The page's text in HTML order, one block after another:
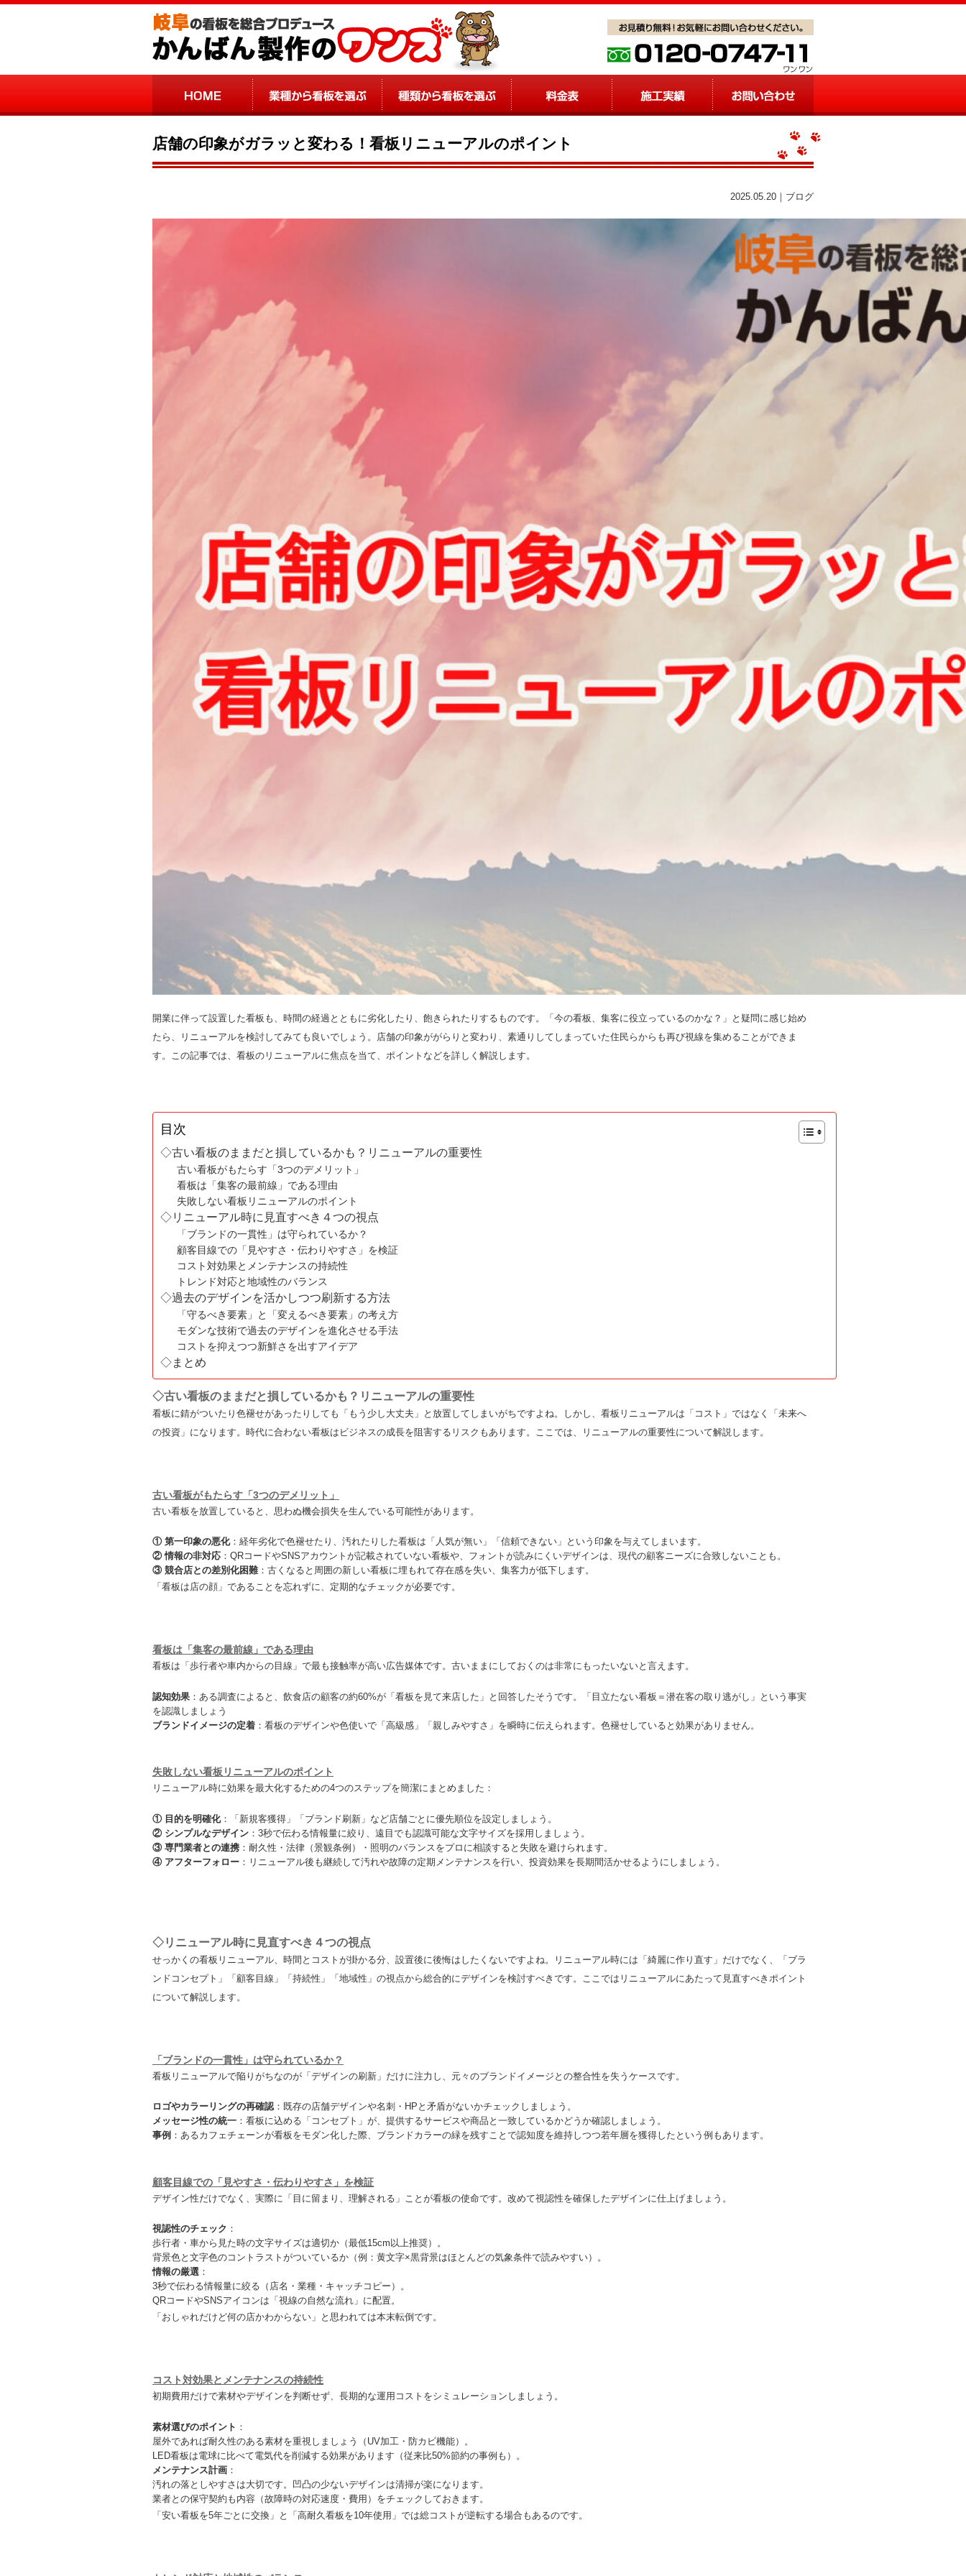
店舗の印象がガラッと変わる！看板リニューアルのポイント
2025.05.20｜ブログ
開業に伴って設置した看板も、時間の経過とともに劣化したり、飽きられたりするものです。「今の看板、集客に役立っているのかな？」と疑問に感じ始め
たら、リニューアルを検討してみても良いでしょう。店舗の印象ががらりと変わり、素通りしてしまっていた住民らからも再び視線を集めることができま
す。この記事では、看板のリニューアルに焦点を当て、ポイントなどを詳しく解説します。
目次
◇古い看板のままだと損しているかも？リニューアルの重要性
古い看板がもたらす「3つのデメリット」
看板は「集客の最前線」である理由
失敗しない看板リニューアルのポイント
◇リニューアル時に見直すべき４つの視点
「ブランドの一貫性」は守られているか？
顧客目線での「見やすさ・伝わりやすさ」を検証
コスト対効果とメンテナンスの持続性
トレンド対応と地域性のバランス
◇過去のデザインを活かしつつ刷新する方法
「守るべき要素」と「変えるべき要素」の考え方
モダンな技術で過去のデザインを進化させる手法
コストを抑えつつ新鮮さを出すアイデア
◇まとめ
◇古い看板のままだと損しているかも？リニューアルの重要性
看板に錆がついたり色褪せがあったりしても「もう少し大丈夫」と放置してしまいがちですよね。しかし、看板リニューアルは「コスト」ではなく「未来へ
の投資」になります。時代に合わない看板はビジネスの成長を阻害するリスクもあります。ここでは、リニューアルの重要性について解説します。
古い看板がもたらす「3つのデメリット」
古い看板を放置していると、思わぬ機会損失を生んでいる可能性があります。
① 第一印象の悪化：経年劣化で色褪せたり、汚れたりした看板は「人気が無い」「信頼できない」という印象を与えてしまいます。
② 情報の非対応 ：QRコードやSNSアカウントが記載されていない看板や、フォントが読みにくいデザインは、現代の顧客ニーズに合致しないことも。
③ 競合店との差別化困難：古くなると周囲の新しい看板に埋もれて存在感を失い、集客力が低下します。
「看板は店の顔」であることを忘れずに、定期的なチェックが必要です。
看板は「集客の最前線」である理由
看板は「歩行者や車内からの目線」で最も接触率が高い広告媒体です。古いままにしておくのは非常にもったいないと言えます。
認知効果 ：ある調査によると、飲食店の顧客の約60%が「看板を見て来店した」と回答したそうです。「目立たない看板＝潜在客の取り逃がし」という事実
を認識しましょう
ブランドイメージの定着 ：看板のデザインや色使いで「高級感」「親しみやすさ」を瞬時に伝えられます。色褪せしていると効果がありません。
失敗しない看板リニューアルのポイント
リニューアル時に効果を最大化するための4つのステップを簡潔にまとめました：
① 目的を明確化：「新規客獲得」「ブランド刷新」など店舗ごとに優先順位を設定しましょう。
② シンプルなデザイン ：3秒で伝わる情報量に絞り、遠目でも認識可能な文字サイズを採用しましょう。
③ 専門業者との連携 ：耐久性・法律（景観条例）・照明のバランスをプロに相談すると失敗を避けられます。
④ アフターフォロー ：リニューアル後も継続して汚れや故障の定期メンテナンスを行い、投資効果を長期間活かせるようにしましょう。
◇リニューアル時に見直すべき４つの視点
せっかくの看板リニューアル、時間とコストが掛かる分、設置後に後悔はしたくないですよね。リニューアル時には「綺麗に作り直す」だけでなく、「ブラ
ンドコンセプト」「顧客目線」「持続性」「地域性」の視点から総合的にデザインを検討すべきです。ここではリニューアルにあたって見直すべきポイント
について解説します。
「ブランドの一貫性」は守られているか？
看板リニューアルで陥りがちなのが「デザインの刷新」だけに注力し、元々のブランドイメージとの整合性を失うケースです。
ロゴやカラーリングの再確認：既存の店舗デザインや名刺・HPと矛盾がないかチェックしましょう。
メッセージ性の統一 ：看板に込める「コンセプト」が、提供するサービスや商品と一致しているかどうか確認しましょう。
事例 ：あるカフェチェーンが看板をモダン化した際、ブランドカラーの緑を残すことで認知度を維持しつつ若年層を獲得したという例もあります。
顧客目線での「見やすさ・伝わりやすさ」を検証
デザイン性だけでなく、実際に「目に留まり、理解される」ことが看板の使命です。改めて視認性を確保したデザインに仕上げましょう。
視認性のチェック ：
歩行者・車から見た時の文字サイズは適切か（最低15cm以上推奨）。
背景色と文字色のコントラストがついているか（例：黄文字×黒背景はほとんどの気象条件で読みやすい）。
情報の厳選 ：
3秒で伝わる情報量に絞る（店名・業種・キャッチコピー）。
QRコードやSNSアイコンは「視線の自然な流れ」に配置。
「おしゃれだけど何の店かわからない」と思われては本末転倒です。
コスト対効果とメンテナンスの持続性
初期費用だけで素材やデザインを判断せず、長期的な運用コストをシミュレーションしましょう。
素材選びのポイント ：
屋外であれば耐久性のある素材を重視しましょう（UV加工・防カビ機能）。
LED看板は電球に比べて電気代を削減する効果があります（従来比50%節約の事例も）。
メンテナンス計画 ：
汚れの落としやすさは大切です。凹凸の少ないデザインは清掃が楽になります。
業者との保守契約も内容（故障時の対応速度・費用）をチェックしておきます。
「安い看板を5年ごとに交換」と「高耐久看板を10年使用」では総コストが逆転する場合もあるのです。